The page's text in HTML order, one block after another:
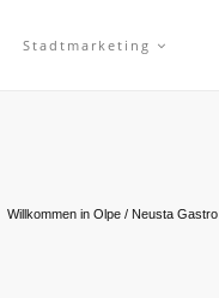
Stadtmarketing
Willkommen in Olpe / Neusta Gastro